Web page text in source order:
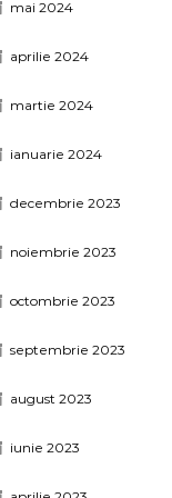
mai 2024
aprilie 2024
martie 2024
ianuarie 2024
decembrie 2023
noiembrie 2023
octombrie 2023
septembrie 2023
august 2023
iunie 2023